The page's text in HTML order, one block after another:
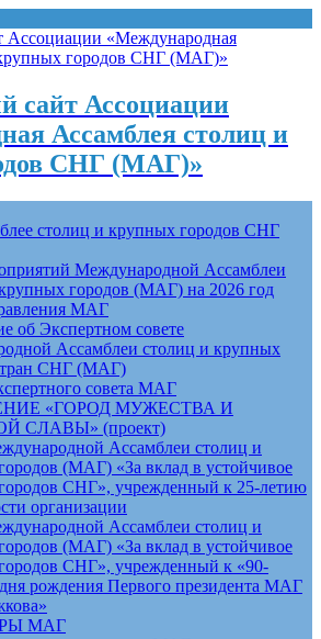
сайт Ассоциации
Ассамблея столиц и
СНГ (МАГ)»
столиц и крупных городов СНГ
Международной Ассамблеи
городов (МАГ) на 2026 год
МАГ
об Экспертном совете
Ассамблеи столиц и крупных
СНГ (МАГ)
совета МАГ
«ГОРОД МУЖЕСТВА И
СЛАВЫ» (проект)
Ассамблеи столиц и
(МАГ) «За вклад в устойчивое
СНГ», учрежденный к 25-летию
организации
Ассамблеи столиц и
(МАГ) «За вклад в устойчивое
СНГ», учрежденный к «90-
рождения Первого президента МАГ
МАГ